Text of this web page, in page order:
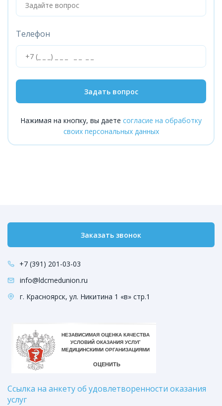
Телефон
Задать вопрос
Нажимая на кнопку, вы даете согласие на обработку
своих персональных данных
Заказать звонок
+7 (391) 201-03-03
info@ldcmedunion.ru
г. Красноярск, ул. Никитина 1 «в» стр.1
Ссылка на анкету об удовлетворенности оказания
услуг